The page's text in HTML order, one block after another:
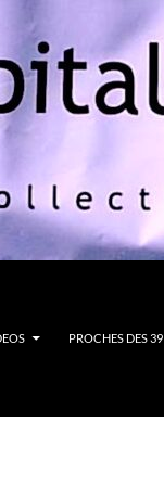
PROCHES DES 39